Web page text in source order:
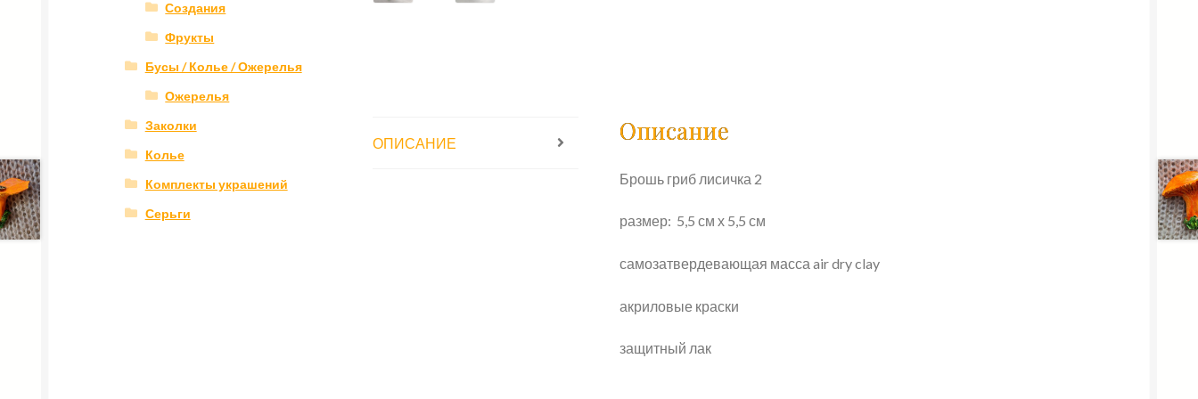
ОПИСАНИЕ Описание
Брошь гриб лисичка 2
размер: 5,5 см х 5,5 см
самозатвердевающая масса air dry clay
акриловые краски
защитный лак
Создания
Фрукты
Бусы / Колье / Ожерелья
Ожерелья
Заколки
Колье
Комплекты украшений
Серьги